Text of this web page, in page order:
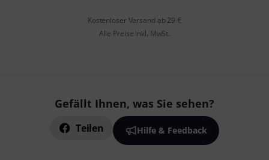
Kostenloser Versand ab 29 €
Alle Preise inkl. MwSt.
Gefällt Ihnen, was Sie sehen?
Teilen Hilfe & Feedback